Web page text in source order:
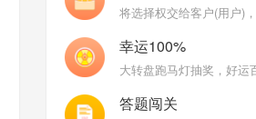
幸运100%
答题闯关